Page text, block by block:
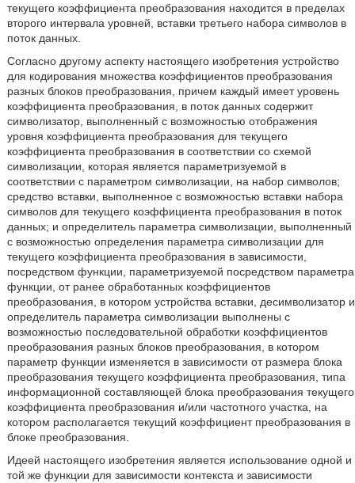
текущего коэффициента преобразования находится в пределах
второго интервала уровней, вставки третьего набора символов в
поток данных.
Согласно другому аспекту настоящего изобретения устройство
для кодирования множества коэффициентов преобразования
разных блоков преобразования, причем каждый имеет уровень
коэффициента преобразования, в поток данных содержит
символизатор, выполненный с возможностью отображения
уровня коэффициента преобразования для текущего
коэффициента преобразования в соответствии со схемой
символизации, которая является параметризуемой в
соответствии с параметром символизации, на набор символов;
средство вставки, выполненное с возможностью вставки набора
символов для текущего коэффициента преобразования в поток
данных; и определитель параметра символизации, выполненный
с возможностью определения параметра символизации для
текущего коэффициента преобразования в зависимости,
посредством функции, параметризуемой посредством параметра
функции, от ранее обработанных коэффициентов
преобразования, в котором устройства вставки, десимволизатор и
определитель параметра символизации выполнены с
возможностью последовательной обработки коэффициентов
преобразования разных блоков преобразования, в котором
параметр функции изменяется в зависимости от размера блока
преобразования текущего коэффициента преобразования, типа
информационной составляющей блока преобразования текущего
коэффициента преобразования и/или частотного участка, на
котором располагается текущий коэффициент преобразования в
блоке преобразования.
Идеей настоящего изобретения является использование одной и
той же функции для зависимости контекста и зависимости